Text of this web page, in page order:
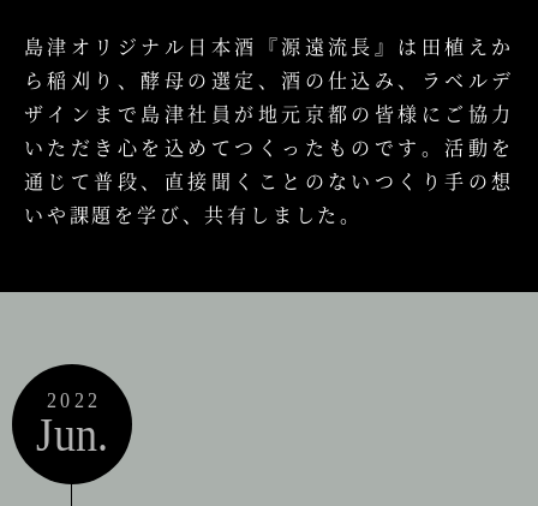
島津オリジナル日本酒『源遠流長』は田植えか
ら稲刈り、酵母の選定、酒の仕込み、ラベルデ
ザインまで島津社員が地元京都の皆様にご協力
いただき心を込めてつくったものです。活動を
通じて普段、直接聞くことのないつくり手の想
いや課題を学び、共有しました。
2022
Jun.